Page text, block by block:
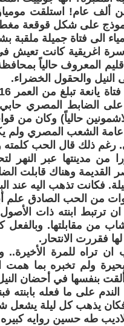
ألف عام! استلقت
نموذج على شكل قوقعة
الى فتاة جميلة ملقبة
أسرة اغريقية كانت
المعروف حالياً
والحقول الخضراء.
على الضابط المصري
حالياً) وكان من
عامة الشعب المصري ولم
ذلك قال الحب كلمته
من مدينتها عبر النهر
وهناك قابلت
فكانت تذهب اليه عند
من الحب الصادق علم
ترتبط ابنته ذات
من مقابلتها.
فقررت الانتحار.
تراه للمرة
ولم تخبره بما
بنفسها في أحضان
على ما فعله بابنته
يذهب كل ليلة يشعل
طه حسين روايه